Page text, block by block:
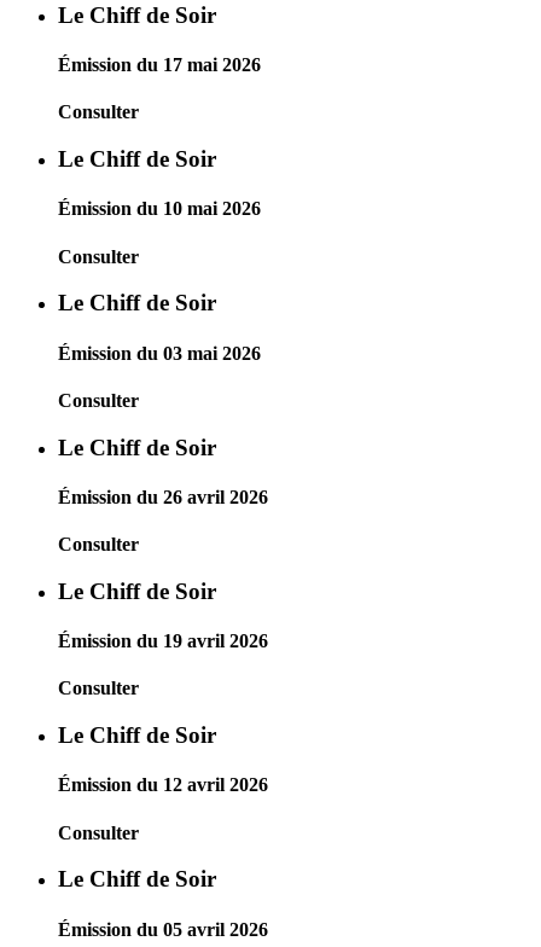
Le Chiff de Soir
Émission du 17 mai 2026
Consulter
Le Chiff de Soir
Émission du 10 mai 2026
Consulter
Le Chiff de Soir
Émission du 03 mai 2026
Consulter
Le Chiff de Soir
Émission du 26 avril 2026
Consulter
Le Chiff de Soir
Émission du 19 avril 2026
Consulter
Le Chiff de Soir
Émission du 12 avril 2026
Consulter
Le Chiff de Soir
Émission du 05 avril 2026